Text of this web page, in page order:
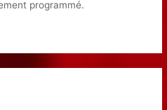
programmé.